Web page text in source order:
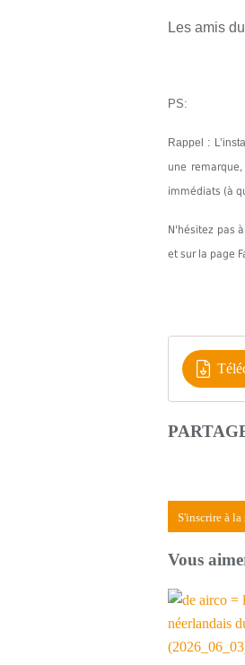
Les amis
PS:
Rappel :
une
immédiats (à
N'hésitez pas
et sur la page
S'inscrire à la
Vous